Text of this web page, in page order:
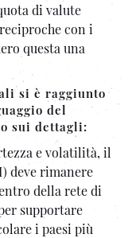
di valute
con i
questa una
si è raggiunto
del
sui dettagli:
e volatilità, il
deve rimanere
della rete di
supportare
i paesi più